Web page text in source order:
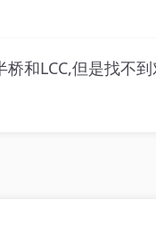
桥和LCC,但是找不